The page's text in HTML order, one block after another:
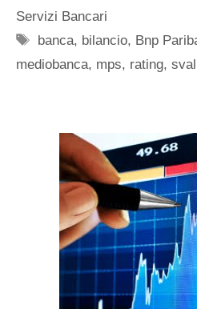
Servizi Bancari
Tag
banca, bilancio, Bnp
mediobanca, mps, rating,